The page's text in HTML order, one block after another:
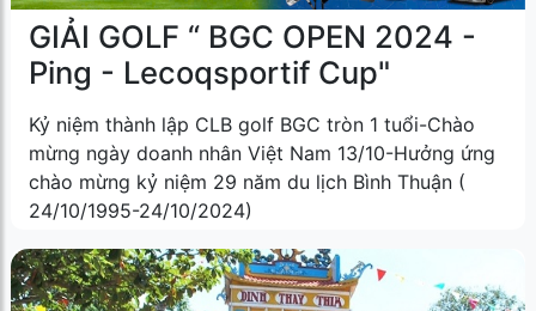
GIẢI GOLF “ BGC OPEN 2024 -
Ping - Lecoqsportif Cup"
Kỷ niệm thành lập CLB golf BGC tròn 1 tuổi-Chào
mừng ngày doanh nhân Việt Nam 13/10-Hưởng ứng
chào mừng kỷ niệm 29 năm du lịch Bình Thuận (
24/10/1995-24/10/2024)